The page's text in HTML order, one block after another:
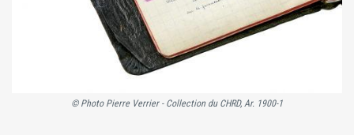
© Photo Pierre Verrier - Collection du CHRD, Ar. 1900-1